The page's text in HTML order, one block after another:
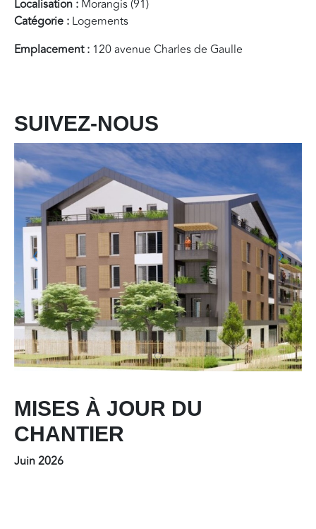
Localisation : Morangis (91)
Catégorie : Logements
Emplacement : 120 avenue Charles de Gaulle
SUIVEZ-NOUS
MISES À JOUR DU
CHANTIER
Juin 2026